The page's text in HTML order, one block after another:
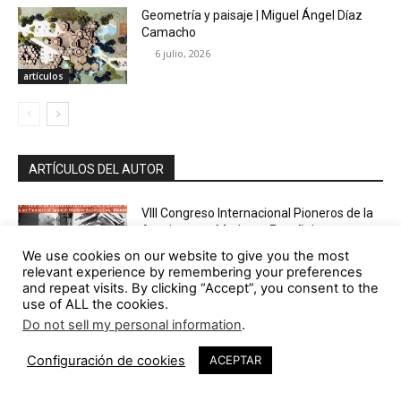
artículos
Geometría y paisaje | Miguel Ángel Díaz
Camacho
6 julio, 2026
ARTÍCULOS DEL AUTOR
tv
VIII Congreso Internacional Pioneros de la
Arquitectura Moderna Española:
6 agosto, 2026
Dental Seny | David Hernández
Arquitectura – Murillo Arquitectos
5 agosto, 2026
We use cookies on our website to give you the most
relevant experience by remembering your preferences
and repeat visits. By clicking “Accept”, you consent to the
use of ALL the cookies.
Do not sell my personal information.
Configuración de cookies ACEPTAR